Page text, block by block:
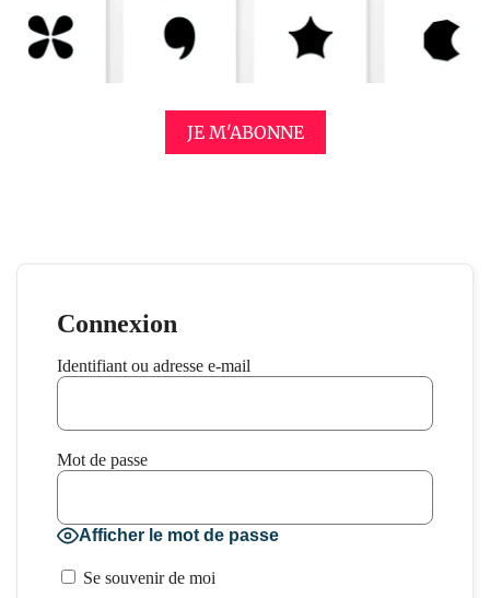
JE M'ABONNE
Connexion
Identifiant ou adresse e-mail
Mot de passe
Afficher le mot de passe
Se souvenir de moi